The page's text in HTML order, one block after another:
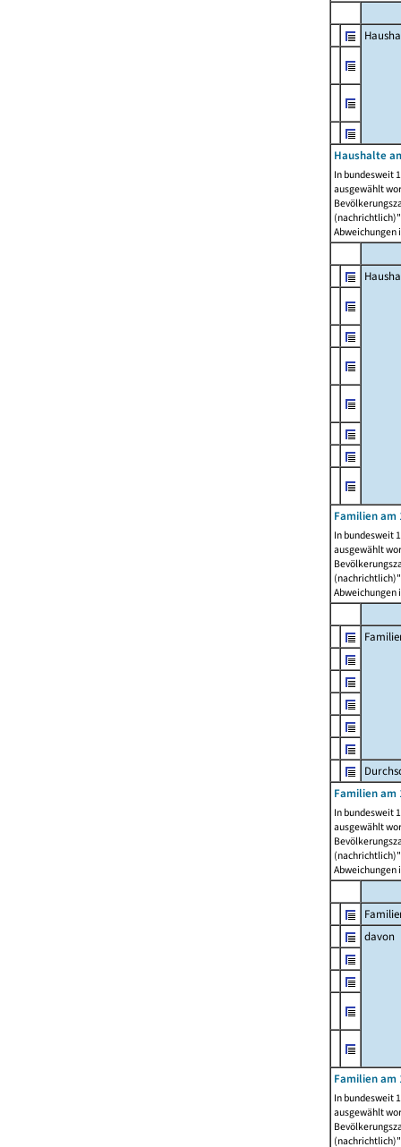
Haushalte
In bundesweit
ausgewählt
Abweichungen
Familien am
In bundesweit
ausgewählt
Abweichungen
Familien am
In bundesweit
ausgewählt
Abweichungen
davon
Familien am
In bundesweit
ausgewählt